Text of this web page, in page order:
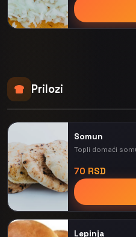
Prilozi
Somun
Topli domaći
70 RSD
Lepinja